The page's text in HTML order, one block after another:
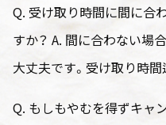
Q. 受け取り時間に間に合
すか？ A. 間に合わない場
大丈夫です。受け取り時
Q. もしもやむを得ずキャ